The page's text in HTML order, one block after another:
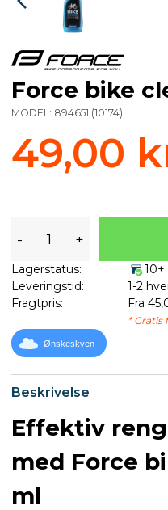
Beskrivelse
Effektiv
med Force
ml
Force bike
MODEL: 894651 (10174)
49,00
- +
Lagerstatus:
10+
Leveringstid:
1-2
Fragtpris:
Fra
* Gratis
Ønskeskyen